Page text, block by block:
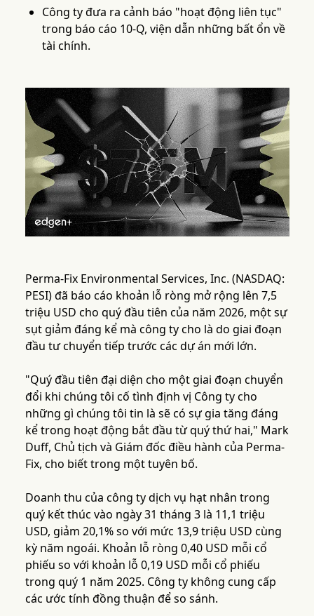
Công ty đưa ra cảnh báo "hoạt động liên tục"
trong báo cáo 10-Q, viện dẫn những bất ổn về
tài chính.
Perma-Fix Environmental Services, Inc. (NASDAQ:
PESI) đã báo cáo khoản lỗ ròng mở rộng lên 7,5
triệu USD cho quý đầu tiên của năm 2026, một sự
sụt giảm đáng kể mà công ty cho là do giai đoạn
đầu tư chuyển tiếp trước các dự án mới lớn.
"Quý đầu tiên đại diện cho một giai đoạn chuyển
đổi khi chúng tôi cố tình định vị Công ty cho
những gì chúng tôi tin là sẽ có sự gia tăng đáng
kể trong hoạt động bắt đầu từ quý thứ hai," Mark
Duff, Chủ tịch và Giám đốc điều hành của Perma-
Fix, cho biết trong một tuyên bố.
Doanh thu của công ty dịch vụ hạt nhân trong
quý kết thúc vào ngày 31 tháng 3 là 11,1 triệu
USD, giảm 20,1% so với mức 13,9 triệu USD cùng
kỳ năm ngoái. Khoản lỗ ròng 0,40 USD mỗi cổ
phiếu so với khoản lỗ 0,19 USD mỗi cổ phiếu
trong quý 1 năm 2025. Công ty không cung cấp
các ước tính đồng thuận để so sánh.